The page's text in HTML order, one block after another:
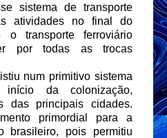
sistema de transporte
atividades no final do
o transporte ferroviário
por todas as trocas
num primitivo sistema
da colonização,
das principais cidades.
primordial para a
brasileiro, pois permitiu